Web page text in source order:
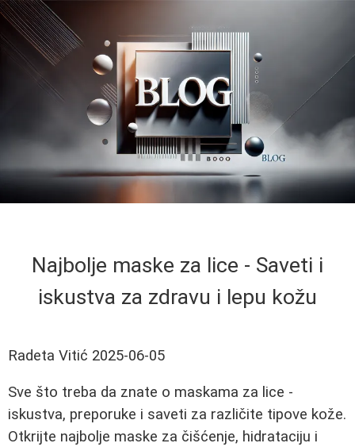
Najbolje maske za lice - Saveti i
iskustva za zdravu i lepu kožu
Radeta Vitić 2025-06-05
Sve što treba da znate o maskama za lice -
iskustva, preporuke i saveti za različite tipove kože.
Otkrijte najbolje maske za čišćenje, hidrataciju i